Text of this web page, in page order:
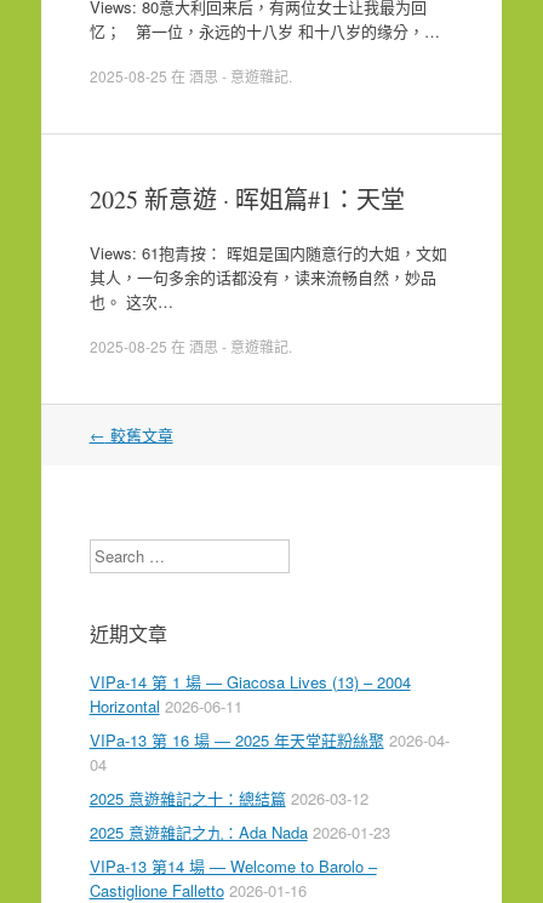
Views: 80意大利回来后，有两位女士让我最为回
忆； 第一位，永远的十八岁 和十八岁的缘分，…
2025-08-25 在 酒思 - 意遊雜記.
2025 新意遊 · 晖姐篇#1：天堂
Views: 61抱青按： 晖姐是国内随意行的大姐，文如
其人，一句多余的话都没有，读来流畅自然，妙品
也。 这次…
2025-08-25 在 酒思 - 意遊雜記.
文
← 較舊文章
Search
近期文章
VIPa-14 第 1 場 — Giacosa Lives (13) – 2004
Horizontal 2026-06-11
VIPa-13 第 16 場 — 2025 年天堂莊粉絲聚 2026-04-
04
2025 意遊雜記之十：總結篇 2026-03-12
2025 意遊雜記之九：Ada Nada 2026-01-23
VIPa-13 第14 場 — Welcome to Barolo –
Castiglione Falletto 2026-01-16